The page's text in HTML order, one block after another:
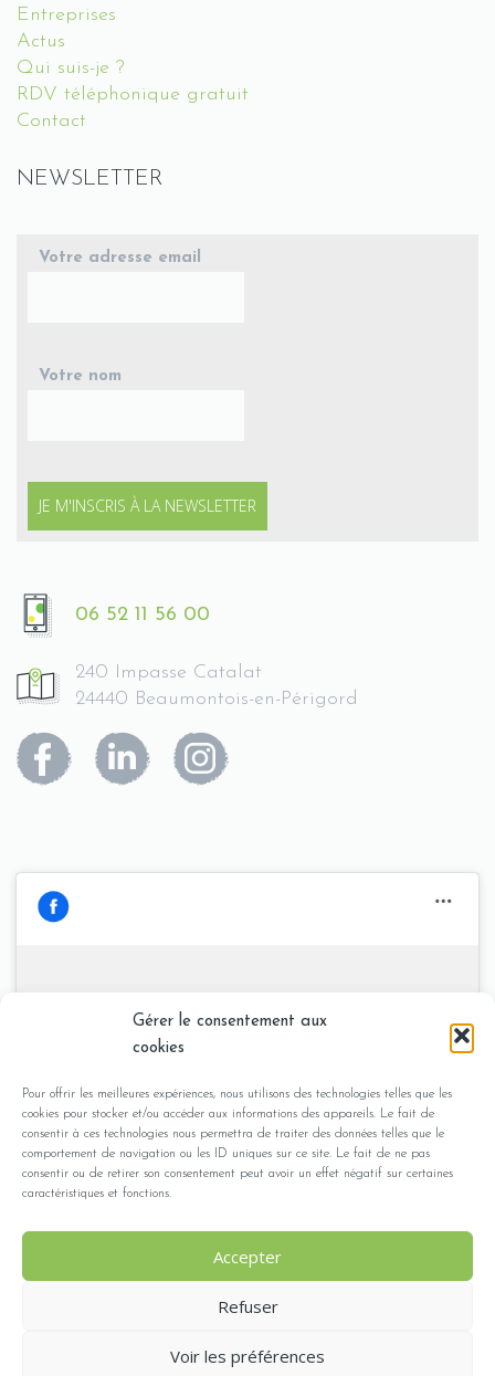
Gérer le consentement aux
cookies
Pour offrir les meilleures expériences, nous utilisons des technologies telles que les
cookies pour stocker et/ou accéder aux informations des appareils. Le fait de
consentir à ces technologies nous permettra de traiter des données telles que le
comportement de navigation ou les ID uniques sur ce site. Le fait de ne pas
consentir ou de retirer son consentement peut avoir un effet négatif sur certaines
caractéristiques et fonctions.
Accepter
Refuser
Voir les préférences
Entreprises
Actus
Qui suis-je ?
RDV téléphonique gratuit
Contact
NEWSLETTER
Votre adresse email
Votre nom
06 52 11 56 00
240 Impasse Catalat
24440 Beaumontois-en-Périgord
Stephane Plessis -
Sophrologue en Dordogne
Cliquez pour accepter les cookies
marketing et activer ce contenu
Politique de cookies| Conception du site :
Double You Design